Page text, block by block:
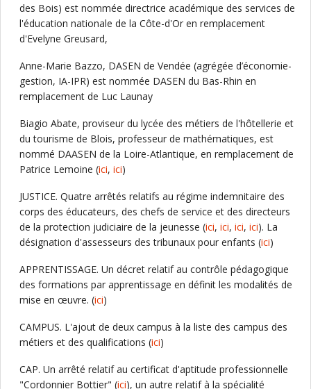
des Bois) est nommée directrice académique des services de
l'éducation nationale de la Côte-d'Or en remplacement
d'Evelyne Greusard,
Anne-Marie Bazzo, DASEN de Vendée (agrégée d’économie-
gestion, IA-IPR) est nommée DASEN du Bas-Rhin en
remplacement de Luc Launay
Biagio Abate, proviseur du lycée des métiers de l'hôtellerie et
du tourisme de Blois, professeur de mathématiques, est
nommé DAASEN de la Loire-Atlantique, en remplacement de
Patrice Lemoine (ici, ici)
JUSTICE. Quatre arrêtés relatifs au régime indemnitaire des
corps des éducateurs, des chefs de service et des directeurs
de la protection judiciaire de la jeunesse (ici, ici, ici, ici). La
désignation d'assesseurs des tribunaux pour enfants (ici)
APPRENTISSAGE. Un décret relatif au contrôle pédagogique
des formations par apprentissage en définit les modalités de
mise en œuvre. (ici)
CAMPUS. L'ajout de deux campus à la liste des campus des
métiers et des qualifications (ici)
CAP. Un arrêté relatif au certificat d'aptitude professionnelle
"Cordonnier Bottier" (ici), un autre relatif à la spécialité